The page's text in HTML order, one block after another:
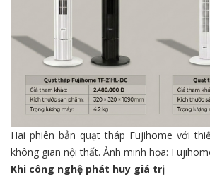
Hai phiên bản quạt tháp Fujihome với
không gian nội thất. Ảnh minh họa:
Khi công nghệ phát huy giá trị